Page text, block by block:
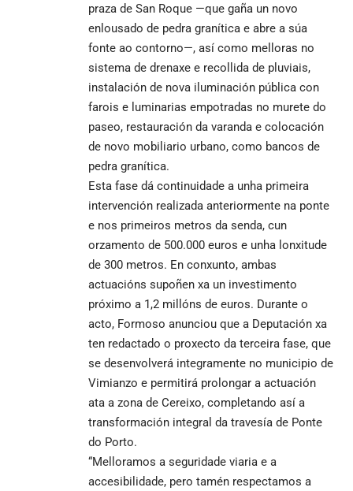
praza de San Roque —que gaña un novo
enlousado de pedra granítica e abre a súa
fonte ao contorno—, así como melloras no
sistema de drenaxe e recollida de pluviais,
instalación de nova iluminación pública con
farois e luminarias empotradas no murete do
paseo, restauración da varanda e colocación
de novo mobiliario urbano, como bancos de
pedra granítica.
Esta fase dá continuidade a unha primeira
intervención realizada anteriormente na ponte
e nos primeiros metros da senda, cun
orzamento de 500.000 euros e unha lonxitude
de 300 metros. En conxunto, ambas
actuacións supoñen xa un investimento
próximo a 1,2 millóns de euros. Durante o
acto, Formoso anunciou que a Deputación xa
ten redactado o proxecto da terceira fase, que
se desenvolverá integramente no municipio de
Vimianzo e permitirá prolongar a actuación
ata a zona de Cereixo, completando así a
transformación integral da travesía de Ponte
do Porto.
“Melloramos a seguridade viaria e a
accesibilidade, pero tamén respectamos a